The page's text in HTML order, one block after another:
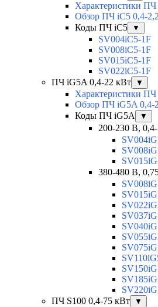
Характеристики
Обзор ПЧ iC5 0,4-
Коды ПЧ iC5
▼
SV004iC5-1F
SV008iC5-1F
SV015iC5-1F
SV022iC5-1F
ПЧ iG5A 0,4-22 кВт
▼
Характеристики
Обзор ПЧ iG5A 0,4-
Коды ПЧ iG5A
▼
200-230 В,
380-480 В,
ПЧ S100 0,4-75 кВт
▼